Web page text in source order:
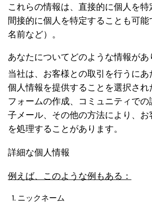
これらの情報は、直接的に個人を特
間接的に個人を特定することも可能
名前など）。
あなたについてどのような情報があ
当社は、お客様との取引を行うに
個人情報を提供することを選択され
フォームの作成、コミュニティで
子メール、その他の方法により、
を処理することがあります。
詳細な個人情報
例えば、このような例もある：
ニックネーム